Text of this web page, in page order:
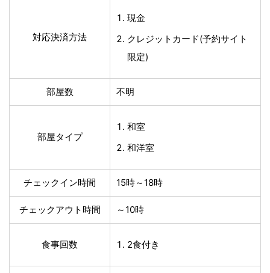
対応決済方法
現金
クレジットカード(予約サイト
限定)
部屋数 不明
部屋タイプ
和室
和洋室
チェックイン時間 15時～18時
チェックアウト時間 ～10時
食事回数 2食付き